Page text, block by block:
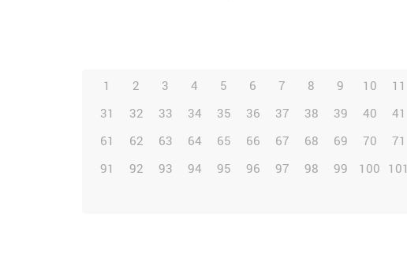
1 2 3 4 5 6 7 8 9 10 11
31
32 33 34 35 36 37 38 39 40 41
61
62 63 64 65 66 67 68 69 70 71
91
92 93 94 95 96 97 98 99 100 101